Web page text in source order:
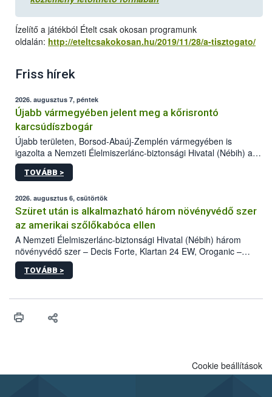
Ízelítő a játékból Ételt csak okosan programunk
oldalán: http://eteltcsakokosan.hu/2019/11/28/a-tisztogato/
Friss hírek
2026. augusztus 7, péntek
Újabb vármegyében jelent meg a kőrisrontó
karcsúdíszbogár
Újabb területen, Borsod-Abaúj-Zemplén vármegyében is
igazolta a Nemzeti Élelmiszerlánc-biztonsági Hivatal (Nébih) a
kőrisrontó karcsúdíszbogár (Agrilus planipennis) jelenlétét. A
kártevőt nem csak színcsapdában találták meg, de már fertőzött
az intenzív felderítést, emellett az intézkedéseket a szlovák
hatósággal is összehangolják a terjedés megállítása érdekében.
TOVÁBB >
2026. augusztus 6, csütörtök
Szüret után is alkalmazható három növényvédő szer
az amerikai szőlőkabóca ellen
A Nemzeti Élelmiszerlánc-biztonsági Hivatal (Nébih) három
növényvédő szer – Decis Forte, Klartan 24 EW, Oroganic –
engedélyokiratát módosította, így azok a szüretet követően,
egészen a vesszőérettség (BBCH 91) stádiumáig
érésű szőlőkben is legyen lehetőség a károsító elleni további
felhasználók számára is elérhető és ökológiai termesztésben is
TOVÁBB >
Cookie beállítások